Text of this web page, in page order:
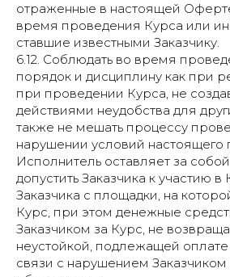
отраженные в настоящей
время проведения Курса или
ставшие известными Заказчику.
6.12. Соблюдать во время
порядок и дисциплину как при
при проведении Курса, не
действиями неудобства для
также не мешать процессу
нарушении условий настоящего
Исполнитель оставляет за
допустить Заказчика к участию
Заказчика с площадки, на
Курс, при этом денежные
Заказчиком за Курс, не
неустойкой, подлежащей
связи с нарушением